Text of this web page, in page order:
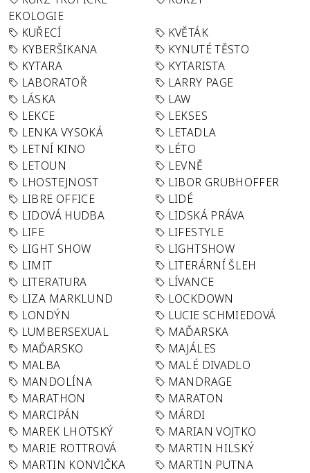
EKOLOGIE
KUŘECÍ
KVĚTÁK
KYBERŠIKANA
KYNUTÉ TĚSTO
KYTARA
KYTARISTA
LABORATOŘ
LARRY PAGE
LÁSKA
LAW
LEKCE
LEKSES
LENKA VYSOKÁ
LETADLA
LETNÍ KINO
LÉTO
LETOUN
LEVNĚ
LHOSTEJNOST
LIBOR GRUBHOFFER
LIBRE OFFICE
LIDÉ
LIDOVÁ HUDBA
LIDSKÁ PRÁVA
LIFE
LIFESTYLE
LIGHT SHOW
LIGHTSHOW
LIMIT
LITERÁRNÍ ŠLEH
LITERATURA
LÍVANCE
LIZA MARKLUND
LOCKDOWN
LONDÝN
LUCIE SCHMIEDOVÁ
LUMBERSEXUAL
MAĎARSKA
MAĎARSKO
MAJÁLES
MALBA
MALÉ DIVADLO
MANDOLÍNA
MANDRAGE
MARATHON
MARATON
MARCIPÁN
MÁRDI
MAREK LHOTSKÝ
MARIAN VOJTKO
MARIE ROTTROVÁ
MARTIN HILSKÝ
MARTIN KONVIČKA
MARTIN PUTNA